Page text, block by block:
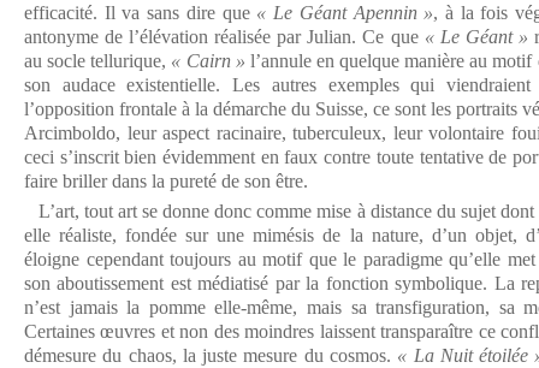
efficacité. Il va sans dire que « Le Géant Apennin », à la fois
antonyme de l’élévation réalisée par Julian. Ce que « Le Géant »
au socle tellurique, « Cairn » l’annule en quelque manière au
son audace existentielle. Les autres exemples qui
l’opposition frontale à la démarche du Suisse, ce sont les portraits
Arcimboldo, leur aspect racinaire, tuberculeux, leur volontaire
ceci s’inscrit bien évidemment en faux contre toute tentative de
faire briller dans la pureté de son être.
L’art, tout art se donne donc comme mise à distance du sujet
elle réaliste, fondée sur une mimésis de la nature, d’un objet,
éloigne cependant toujours au motif que le paradigme qu’elle
son aboutissement est médiatisé par la fonction symbolique. La
n’est jamais la pomme elle-même, mais sa transfiguration, sa
Certaines œuvres et non des moindres laissent transparaître ce
démesure du chaos, la juste mesure du cosmos. « La Nuit étoilée